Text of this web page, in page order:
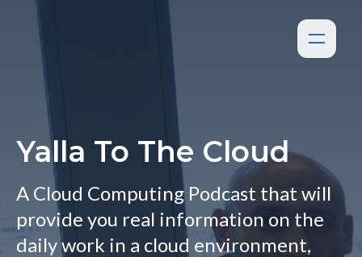
Yalla To The Cloud
A Cloud Computing Podcast that will
provide you real information on the
daily work in a cloud environment,